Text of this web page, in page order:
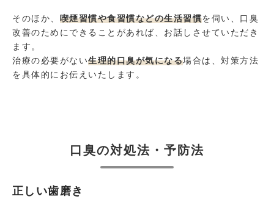
そのほか、 喫煙習慣や食習慣などの生活習慣を伺い、口臭
改善のためにできることがあれば、お話しさせていただき
ます。
治療の必要がない生理的口臭が気になる場合は、対策方法
を具体的にお伝えいたします。
口臭の対処法・予防法
正しい歯磨き